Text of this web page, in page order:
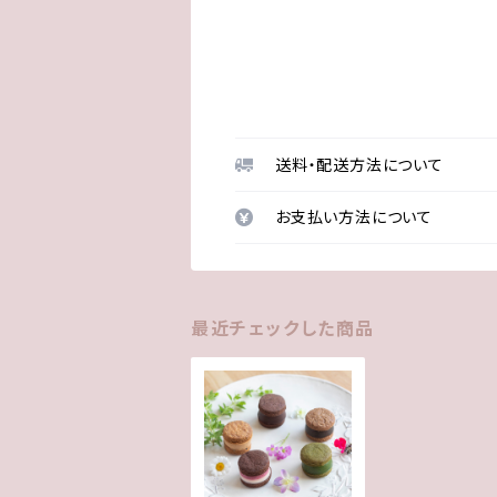
送料・配送方法について
お支払い方法について
最近チェックした商品